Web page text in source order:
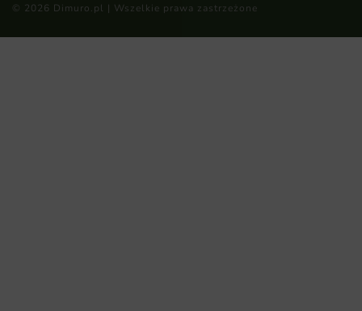
© 2026 Dimuro.pl | Wszelkie prawa zastrzeżone